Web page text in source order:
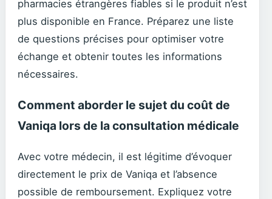
pharmacies étrangères fiables si le produit n’est
plus disponible en France. Préparez une liste
de questions précises pour optimiser votre
échange et obtenir toutes les informations
nécessaires.
Comment aborder le sujet du coût de
Vaniqa lors de la consultation médicale
Avec votre médecin, il est légitime d’évoquer
directement le prix de Vaniqa et l’absence
possible de remboursement. Expliquez votre